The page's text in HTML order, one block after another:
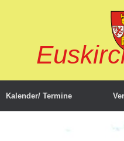
Kalender/ Termine